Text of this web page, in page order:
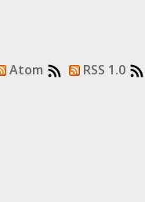
Atom RSS 1.0